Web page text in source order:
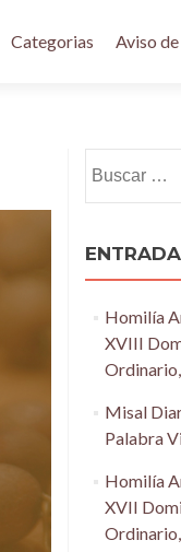
Categorias Aviso
Homilía
XVIII
Misal
Palabra
Homilía
XVII